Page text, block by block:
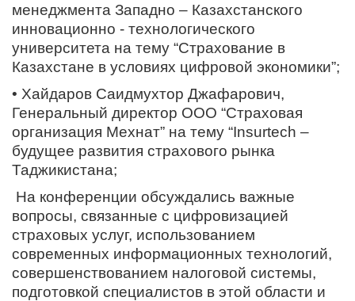
менеджмента Западно – Казахстанского
инновационно - технологического
университета на тему “Страхование в
Казахстане в условиях цифровой экономики”;
• Хайдаров Саидмухтор Джафарович,
Генеральный директор ООО “Страховая
организация Мехнат” на тему “Insurtech –
будущее развития страхового рынка
Таджикистана;
На конференции обсуждались важные
вопросы, связанные с цифровизацией
страховых услуг, использованием
современных информационных технологий,
совершенствованием налоговой системы,
подготовкой специалистов в этой области и